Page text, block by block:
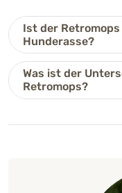
Ist der
Hunderasse?
Was ist der
Retromops?